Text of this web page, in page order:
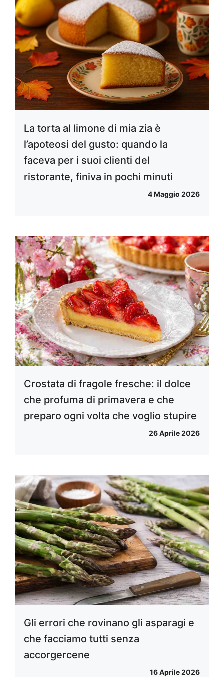
La torta al limone di mia zia è
l’apoteosi del gusto: quando la
faceva per i suoi clienti del
ristorante, finiva in pochi minuti
4 Maggio 2026
Crostata di fragole fresche: il dolce
che profuma di primavera e che
preparo ogni volta che voglio stupire
26 Aprile 2026
Gli errori che rovinano gli asparagi e
che facciamo tutti senza
accorgercene
16 Aprile 2026